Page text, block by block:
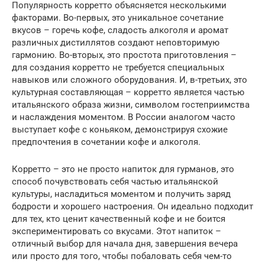
Популярность корретто объясняется несколькими
факторами. Во-первых, это уникальное сочетание
вкусов – горечь кофе, сладость алкоголя и аромат
различных дистиллятов создают неповторимую
гармонию. Во-вторых, это простота приготовления –
для создания корретто не требуется специальных
навыков или сложного оборудования. И, в-третьих, это
культурная составляющая – корретто является частью
итальянского образа жизни, символом гостеприимства
и наслаждения моментом. В России аналогом часто
выступает кофе с коньяком, демонстрируя схожие
предпочтения в сочетании кофе и алкоголя.
Корретто – это не просто напиток для гурманов, это
способ почувствовать себя частью итальянской
культуры, насладиться моментом и получить заряд
бодрости и хорошего настроения. Он идеально подходит
для тех, кто ценит качественный кофе и не боится
экспериментировать со вкусами. Этот напиток –
отличный выбор для начала дня, завершения вечера
или просто для того, чтобы побаловать себя чем-то